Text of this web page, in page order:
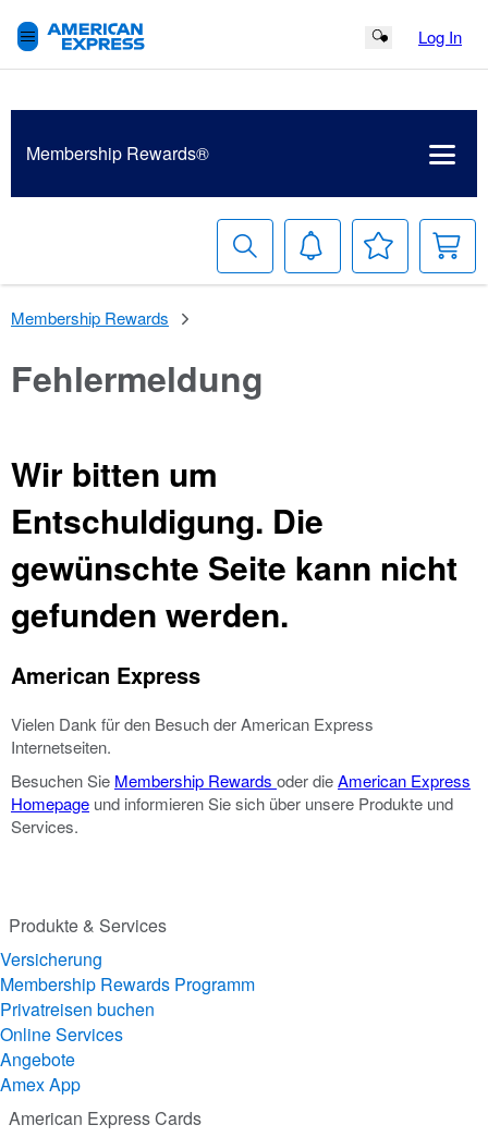
Search Button
Log In
Membership Rewards®
Suchen Benachrichtigungen
Meine
Wunschliste
Membership Rewards
Fehlermeldung
Wir bitten um
Entschuldigung. Die
gewünschte Seite kann nicht
gefunden werden.
American Express
Vielen Dank für den Besuch der American Express
Internetseiten.
Besuchen Sie Membership Rewards oder dieAmerican Express
Homepage und informieren Sie sich über unsere Produkte und
Services.
Produkte & Services
Versicherung
Membership Rewards Programm
Privatreisen buchen
Online Services
Angebote
Amex App
American Express Cards